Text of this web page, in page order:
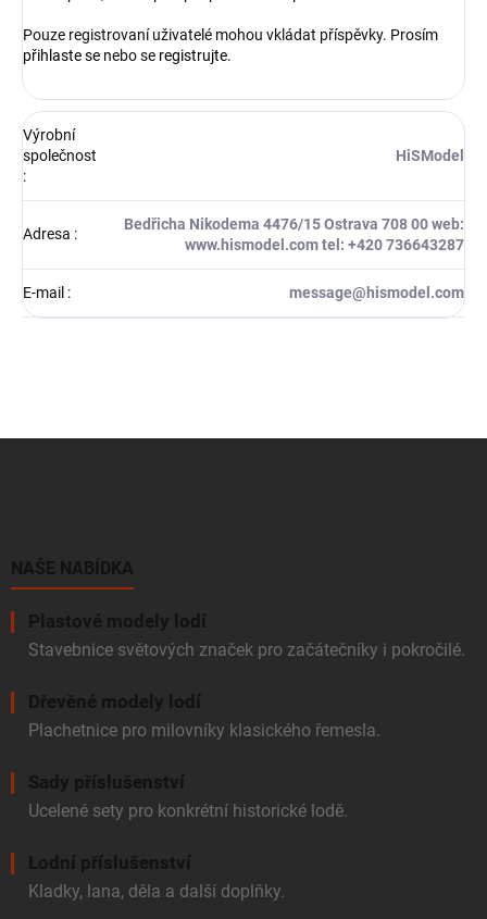
Pouze registrovaní uživatelé mohou vkládat příspěvky. Prosím
přihlaste se nebo se registrujte.
Výrobní
společnost
:
HiSModel
Adresa :
Bedřicha Nikodema 4476/15 Ostrava 708 00 web:
www.hismodel.com tel: +420 736643287
E-mail : message@hismodel.com
NAŠE NABÍDKA
Plastové modely lodí
Stavebnice světových značek pro začátečníky i pokročilé.
Dřevěné modely lodí
Plachetnice pro milovníky klasického řemesla.
Sady příslušenství
Ucelené sety pro konkrétní historické lodě.
Lodní příslušenství
Kladky, lana, děla a další doplňky.